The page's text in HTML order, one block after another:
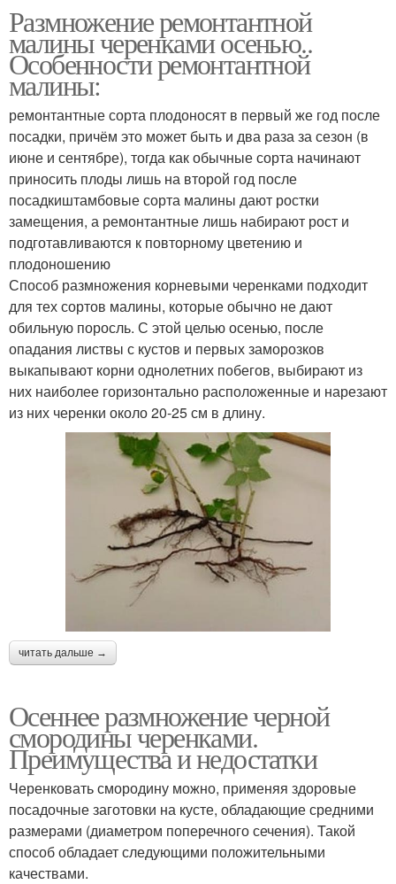
Размножение ремонтантной
малины черенками осенью..
Особенности ремонтантной
малины:
ремонтантные сорта плодоносят в первый же год после
посадки, причём это может быть и два раза за сезон (в
июне и сентябре), тогда как обычные сорта начинают
приносить плоды лишь на второй год после
посадкиштамбовые сорта малины дают ростки
замещения, а ремонтантные лишь набирают рост и
подготавливаются к повторному цветению и
плодоношению
Способ размножения корневыми черенками подходит
для тех сортов малины, которые обычно не дают
обильную поросль. С этой целью осенью, после
опадания листвы с кустов и первых заморозков
выкапывают корни однолетних побегов, выбирают из
них наиболее горизонтально расположенные и нарезают
из них черенки около 20-25 см в длину.
читать дальше →
Осеннее размножение черной
смородины черенками.
Преимущества и недостатки
Черенковать смородину можно, применяя здоровые
посадочные заготовки на кусте, обладающие средними
размерами (диаметром поперечного сечения). Такой
способ обладает следующими положительными
качествами.